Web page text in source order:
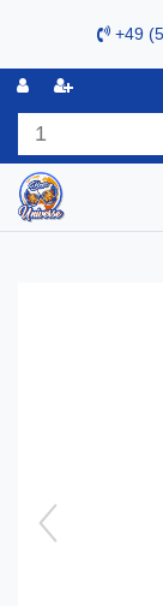
+49